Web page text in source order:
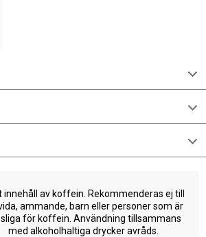
innehåll av koffein. Rekommenderas ej till
ammande, barn eller personer som är
för koffein. Användning tillsammans
med alkoholhaltiga drycker avråds.